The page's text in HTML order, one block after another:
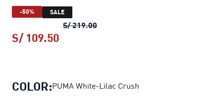
-50% SALE
S/ 219.00Zapatillas para niños CA Pro
S/ 109.50
COLOR:PUMA White-Lilac Crush